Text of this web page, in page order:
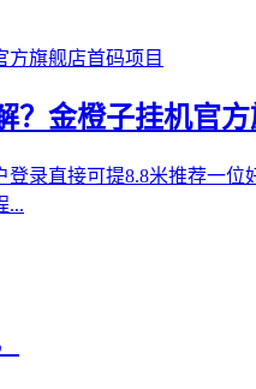
？金橙子挂机官方
录直接可提8.8米推荐一
...